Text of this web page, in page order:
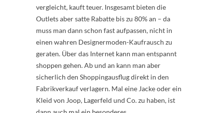
vergleicht, kauft teuer. Insgesamt bieten die
Outlets aber satte Rabatte bis zu 80% an – da
muss man dann schon fast aufpassen, nicht in
einen wahren Designermoden-Kaufrausch zu
geraten. Über das Internet kann man entspannt
shoppen gehen. Ab und an kann man aber
sicherlich den Shoppingausflug direkt in den
Fabrikverkauf verlagern. Mal eine Jacke oder ein
Kleid von Joop, Lagerfeld und Co. zu haben, ist